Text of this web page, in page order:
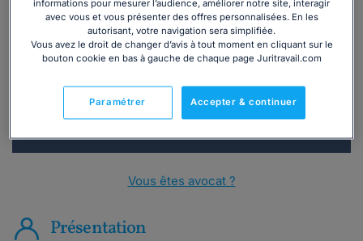
Vous souhaitez une consultation par
téléphone ?
Consulter immédiatement
ou appelez le01 75 75 42 33(8h à 21h du lundi au
vendredi)
Vous êtes avocat ?
Présentation
informations pour mesurer l’audience, améliorer notre site, interagir
avec vous et vous présenter des offres personnalisées. En les
autorisant, votre navigation sera simplifiée.
Vous avez le droit de changer d’avis à tout moment en cliquant sur le
bouton cookie en bas à gauche de chaque page Juritravail.com
Accepter & continuer
Paramétrer